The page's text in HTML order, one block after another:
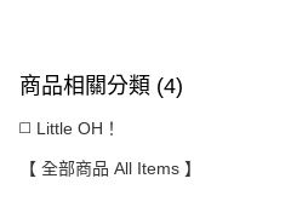
商品相關分類 (4)
◻️ Little OH！
【 全部商品 All Items 】